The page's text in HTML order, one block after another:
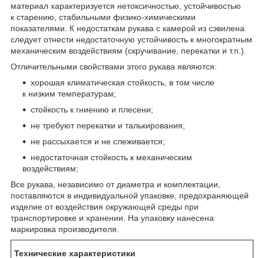
материал характеризуется нетоксичностью, устойчивостью
к старению, стабильными физико-химическими
показателями. К недостаткам рукава с камерой из сэвилена
следует отнести недостаточную устойчивость к многократным
механическим воздействиям (скручивание, перекатки и т.п.).
Отличительными свойствами этого рукава являются:
хорошая климатическая стойкость, в том числе
к низким температурам;
стойкость к гниению и плесени;
не требуют перекатки и талькирования;
не рассыхается и не слеживается;
недостаточная стойкость к механическим
воздействиям;
Все рукава, независимо от диаметра и комплектации,
поставляются в индивидуальной упаковке, предохраняющей
изделие от воздействия окружающей среды при
транспортировке и хранении. На упаковку нанесена
маркировка производителя.
Технические характеристики